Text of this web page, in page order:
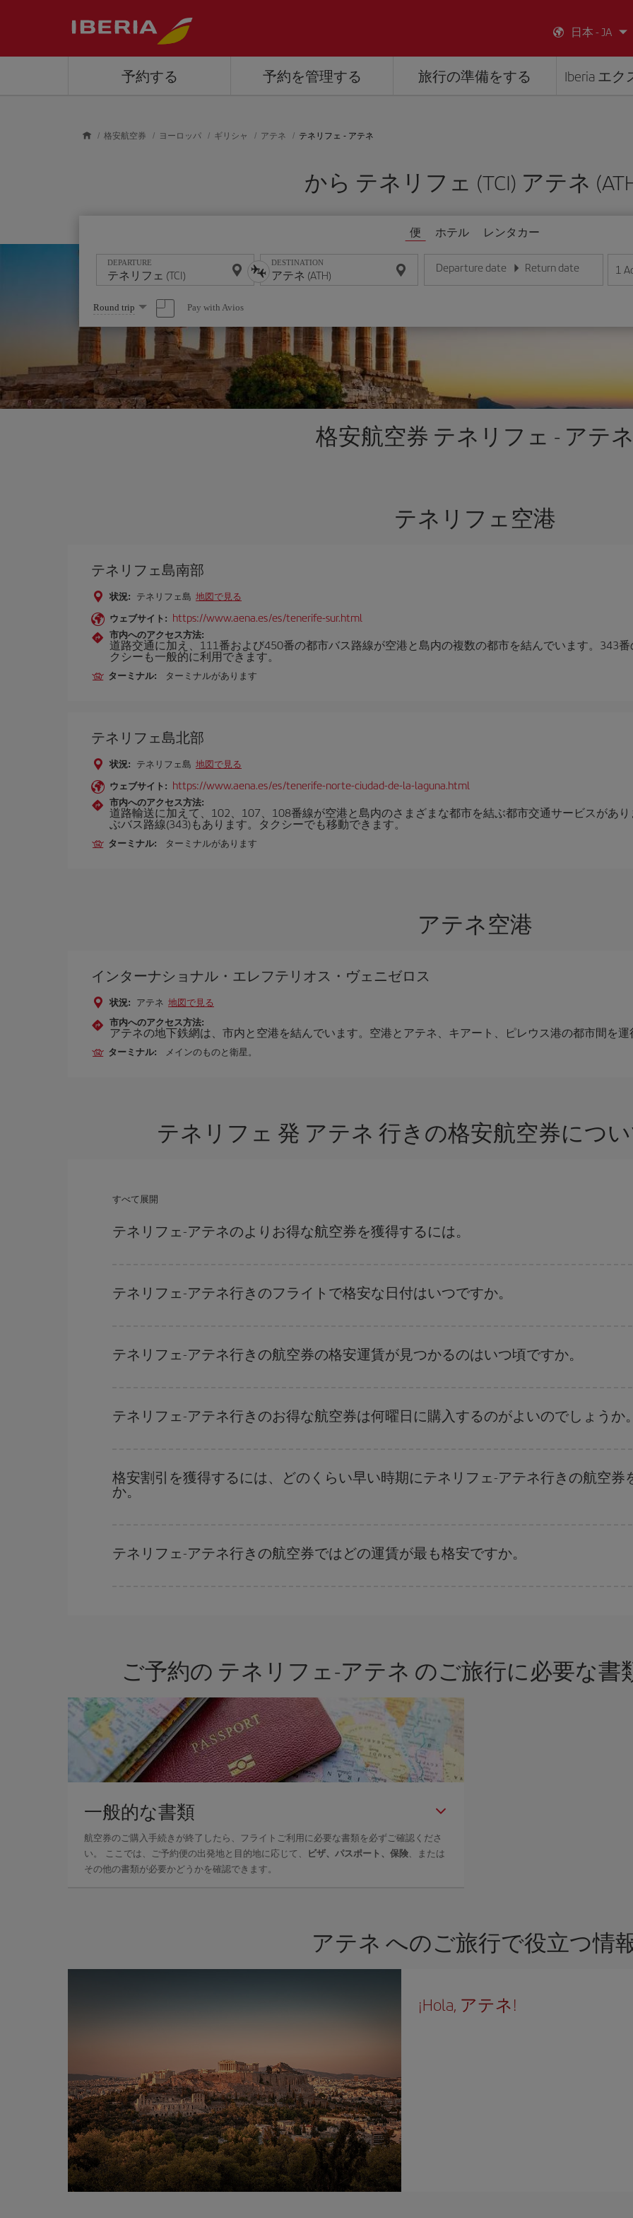
日本 - JA
予約する 予約を管理する 旅行の準備をする Iberia エ
格安航空券 ヨーロッパ ギリシャ アテネ テネリフェ - アテネ
から テネリフェ (TCI) アテネ
便 ホテル レンタカー
DEPARTURE DESTINATION Departure date
日/月/年の形式で日付を入力してください
Return date
日/月/年の形式で日付を入力
1
Select
one
option
Round trip Pay with Avios
格安航空券 テネリフェ - アテ
テネリフェ空港
テネリフェ島南部
状況: テネリフェ島 地図で見る
ウェブサイト: https://www.aena.es/es/tenerife-sur.html
市内へのアクセス方法:
道路交通に加え、111番および450番の都市バス路線が空港と島内の複数の都市を結んでいます。343
クシーも一般的に利用できます。
ターミナル: ターミナルがあります
テネリフェ島北部
状況: テネリフェ島 地図で見る
ウェブサイト: https://www.aena.es/es/tenerife-norte-ciudad-de-la-laguna.html
市内へのアクセス方法:
道路輸送に加えて、102、107、108番線が空港と島内のさまざまな都市を結ぶ都市交通サービスがあ
ぶバス路線(343)もあります。タクシーでも移動できます。
ターミナル: ターミナルがあります
アテネ空港
インターナショナル・エレフテリオス・ヴェニゼロス
状況: アテネ 地図で見る
市内へのアクセス方法:
アテネの地下鉄網は、市内と空港を結んでいます。空港とアテネ、キアート、ピレウス港の都市間を
ターミナル: メインのものと衛星。
テネリフェ 発 アテネ 行きの格安航空券につ
すべて展開
テネリフェ-アテネのよりお得な航空券を獲得するには。
ます。
テネリフェ-アテネ行きのフライトで格安な日付はいつですか。
だけではなく、往路および復路で近い日付の格安航空券 も表示されるため、お得な運賃を見つけることができます。 また、
を探すことでより格安な運賃の航空券が見つかることがあります。
テネリフェ-アテネ行きの航空券の格安運賃が見つかるのはいつ頃ですか。
ーズンです。 また、週末のご旅行をお考えなら 出来るだけ早い時期に航空券をご購入いただくことで、格安運賃が見つけやす
テネリフェ-アテネ行きのお得な航空券は何曜日に購入するのがよいのでしょうか
に予約した航空券がより格安となります。 また、日付や時間帯をあまり固定せずに探したほうが、よりお得な航空券を選択す
格安割引を獲得するには、どのくらい早い時期にテネリフェ-アテネ行きの航空
か。
早い時期でのご購入が とても重要です。
テネリフェ-アテネ行きの航空券ではどの運賃が最も格安ですか。
ご予約の テネリフェ-アテネ のご旅行に必要な
一般的な書類
航空券のご購入手続きが終了したら、フライトご利用に必要な書類を必ずご確認くださ
い。 ここでは、ご予約便の出発地と目的地に応じて、
ビザ、パスポート、保険、または
その他の書類が必要かどうかを確認できます。
アテネ へのご旅行で役立つ情
¡Hola, アテネ!